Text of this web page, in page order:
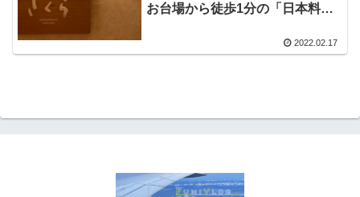
お台場から徒歩1分の「日本料理
2022.02.17